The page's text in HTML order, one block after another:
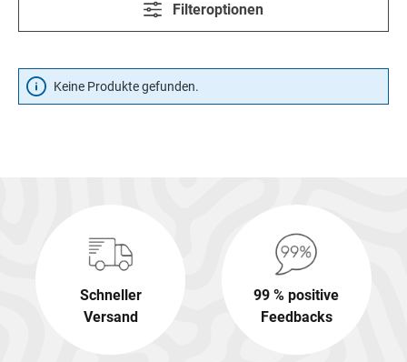
Filteroptionen
Keine Produkte gefunden.
Schneller
Versand
99 % positive
Feedbacks